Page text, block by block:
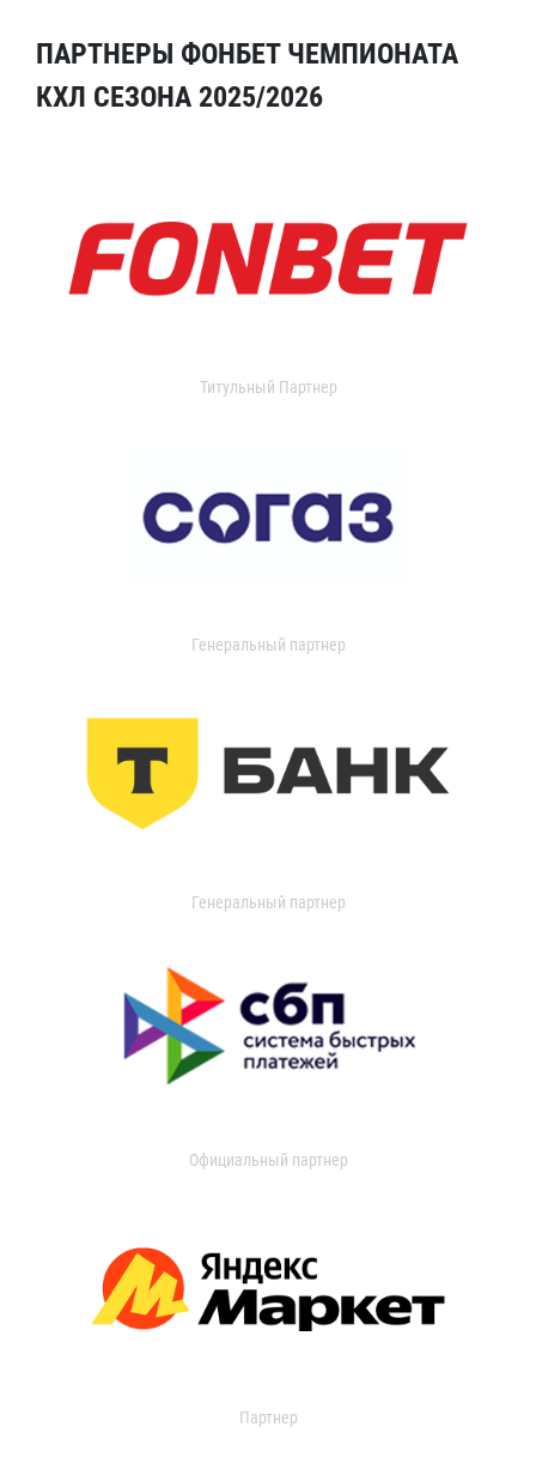
ПАРТНЕРЫ ФОНБЕТ ЧЕМПИОНАТА
КХЛ СЕЗОНА 2025/2026
Титульный Партнер
Генеральный партнер
Генеральный партнер
Официальный партнер
Партнер